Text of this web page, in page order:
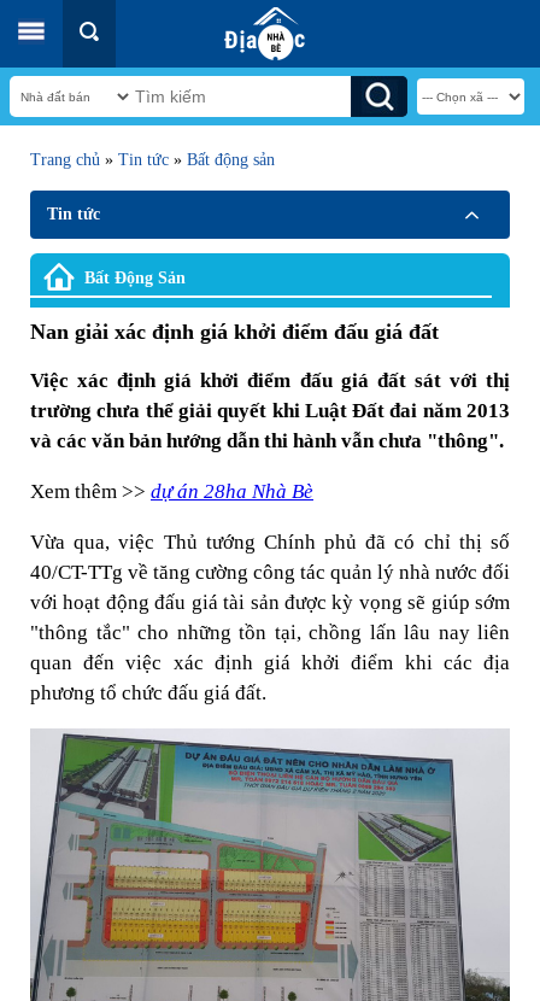
Trang chủ » Tin tức » Bất động sản
Tin tức
Bất Động Sản
Nan giải xác định giá khởi điểm đấu giá đất
Việc xác định giá khởi điểm đấu giá đất sát với thị
trường chưa thể giải quyết khi Luật Đất đai năm 2013
và các văn bản hướng dẫn thi hành vẫn chưa "thông".
Xem thêm >> dự án 28ha Nhà Bè
Vừa qua, việc Thủ tướng Chính phủ đã có chỉ thị số
40/CT-TTg về tăng cường công tác quản lý nhà nước đối
với hoạt động đấu giá tài sản được kỳ vọng sẽ giúp sớm
"thông tắc" cho những tồn tại, chồng lấn lâu nay liên
quan đến việc xác định giá khởi điểm khi các địa
phương tổ chức đấu giá đất.